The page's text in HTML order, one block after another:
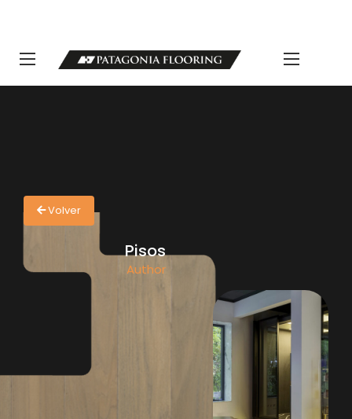
Viernes de 8 a 17 hs.
Volver
Pisos
Author